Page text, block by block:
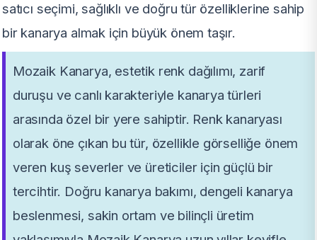
satıcı seçimi, sağlıklı ve doğru tür özelliklerine sahip
bir kanarya almak için büyük önem taşır.
Mozaik Kanarya, estetik renk dağılımı, zarif
duruşu ve canlı karakteriyle kanarya türleri
arasında özel bir yere sahiptir. Renk kanaryası
olarak öne çıkan bu tür, özellikle görselliğe önem
veren kuş severler ve üreticiler için güçlü bir
tercihtir. Doğru kanarya bakımı, dengeli kanarya
beslenmesi, sakin ortam ve bilinçli üretim